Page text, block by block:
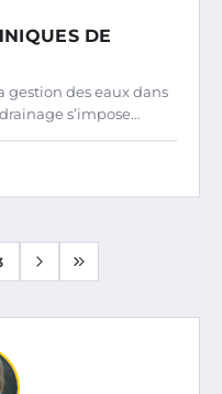
DE
gestion des eaux dans
s’impose…